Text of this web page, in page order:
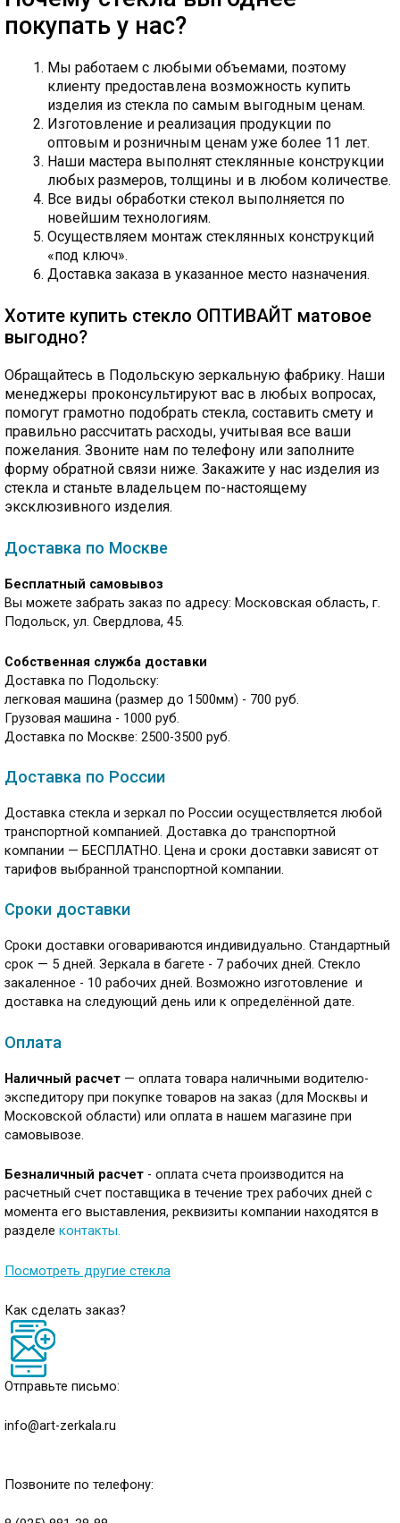
покупать у нас?
Мы работаем с любыми объемами, поэтому
клиенту предоставлена возможность купить
изделия из стекла по самым выгодным ценам.
Изготовление и реализация продукции по
оптовым и розничным ценам уже более 11 лет.
Наши мастера выполнят стеклянные конструкции
любых размеров, толщины и в любом количестве.
Все виды обработки стекол выполняется по
новейшим технологиям.
Осуществляем монтаж стеклянных конструкций
«под ключ».
Доставка заказа в указанное место назначения.
Хотите купить стекло ОПТИВАЙТ матовое
выгодно?
Обращайтесь в Подольскую зеркальную фабрику. Наши
менеджеры проконсультируют вас в любых вопросах,
помогут грамотно подобрать стекла, составить смету и
правильно рассчитать расходы, учитывая все ваши
пожелания. Звоните нам по телефону или заполните
форму обратной связи ниже. Закажите у нас изделия из
стекла и станьте владельцем по-настоящему
эксклюзивного изделия.
Доставка по Москве
Бесплатный самовывоз
Вы можете забрать заказ по адресу: Московская область, г.
Подольск, ул. Свердлова, 45.
Собственная служба доставки
Доставка по Подольску:
легковая машина (размер до 1500мм) - 700 руб.
Грузовая машина - 1000 руб.
Доставка по Москве: 2500-3500 руб.
Доставка по России
Доставка стекла и зеркал по России осуществляется любой
транспортной компанией. Доставка до транспортной
компании — БЕСПЛАТНО. Цена и сроки доставки зависят от
тарифов выбранной транспортной компании.
Сроки доставки
Сроки доставки оговариваются индивидуально. Стандартный
срок — 5 дней. Зеркала в багете - 7 рабочих дней. Стекло
закаленное - 10 рабочих дней. Возможно изготовление и
доставка на следующий день или к определённой дате.
Оплата
Наличный расчет — оплата товара наличными водителю-
экспедитору при покупке товаров на заказ (для Москвы и
Московской области) или оплата в нашем магазине при
самовывозе.
Безналичный расчет - оплата счета производится на
расчетный счет поставщика в течение трех рабочих дней с
момента его выставления, реквизиты компании находятся в
разделе контакты.
Посмотреть другие стекла
Как сделать заказ?
Отправьте письмо:
info@art-zerkala.ru
Позвоните по телефону: